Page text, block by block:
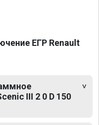
ЕГР Renault
III 2 0 D 150